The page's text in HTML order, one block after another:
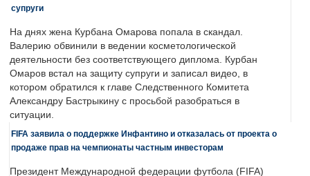
супруги
На днях жена Курбана Омарова попала в скандал.
Валерию обвинили в ведении косметологической
деятельности без соответствующего диплома. Курбан
Омаров встал на защиту супруги и записал видео, в
котором обратился к главе Следственного Комитета
Александру Бастрыкину с просьбой разобраться в
ситуации.
FIFA заявила о поддержке Инфантино и отказалась от проекта о
продаже прав на чемпионаты частным инвесторам
Президент Международной федерации футбола (FIFA)